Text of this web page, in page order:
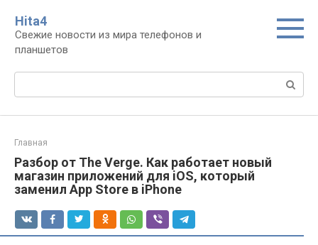
контенту
Нita4
Свежие новости из мира телефонов и
планшетов
Поиск:
Главная
Разбор от The Verge. Как работает новый
магазин приложений для iOS, который
заменил App Store в iPhone